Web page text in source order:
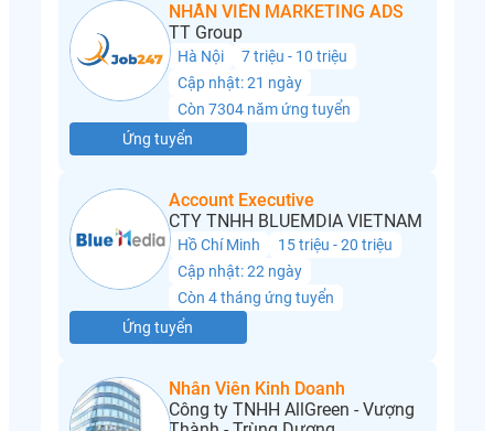
NHÂN VIÊN MARKETING ADS
TT Group
Hà Nội
7 triệu - 10 triệu
Cập nhật: 21 ngày
Còn 7304 năm ứng tuyển
Ứng tuyển
Account Executive
CTY TNHH BLUEMDIA VIETNAM
Hồ Chí Minh
15 triệu - 20 triệu
Cập nhật: 22 ngày
Còn 4 tháng ứng tuyển
Ứng tuyển
Nhân Viên Kinh Doanh
Công ty TNHH AllGreen - Vượng